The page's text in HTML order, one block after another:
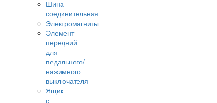
Шина
соединительная
Электромагниты
Элемент
передний
для
педального/
нажимного
выключателя
Ящик
с